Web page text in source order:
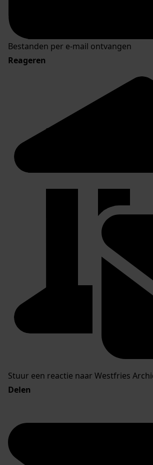
Bestanden per e-mail ontvangen
Reageren
Stuur een reactie naar Westfries
Delen